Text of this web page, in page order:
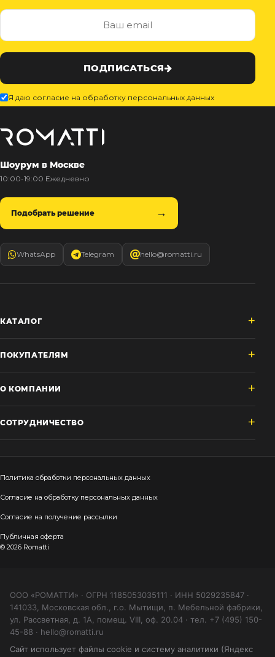
ПОДПИСАТЬСЯ
Я даю согласие на обработку персональных данных
Шоурум в Москве
10:00-19:00 Ежедневно
Подобрать решение
WhatsApp Telegram hello@romatti.ru
КАТАЛОГ
ПОКУПАТЕЛЯМ
О КОМПАНИИ
СОТРУДНИЧЕСТВО
Политика обработки персональных данных
Согласие на обработку персональных данных
Согласие на получение рассылки
Публичная оферта
© 2026 Romatti
ООО «РОМАТТИ» · ОГРН 1185053035111 · ИНН 5029235847 ·
141033, Московская обл., г.о. Мытищи, п. Мебельной фабрики,
ул. Рассветная, д. 1А, помещ. VIII, оф. 20.04 · тел. +7 (495) 150-
45-88 · hello@romatti.ru
Сайт использует файлы cookie и систему аналитики (Яндекс